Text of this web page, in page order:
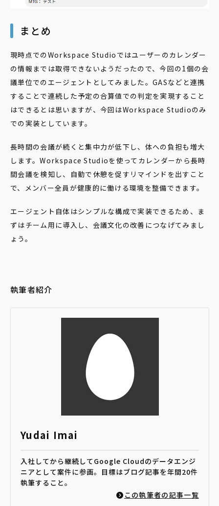
まとめ
現時点でのWorkspace Studioではユーザーのカレンダー
の情報までは取得できないようだったので、今回の1個の会
議単位でのエージェントとしてみました。GASなどと連携
することで連続した予定の合算値での判定を実現すること
はできるとは思いますが、今回はWorkspace Studioのみ
での実装としています。
長時間の会議が続くと集中力が低下し、体への負担も増大
します。Workspace Studioを使ってカレンダーから長時
間会議を検知し、自動で休憩を促すリマインドを出すこと
で、メンバー全員が健康的に働ける環境を整備できます。
エージェント自体はシンプルな構成で実装できるため、ま
ずはチーム用に導入し、会議文化の改善につなげてみまし
ょう。
執筆者紹介
Yudai Imai
入社してから継続してGoogle Cloudのデータエンジ
ニアとして案件に参画。目標はブログ記事を年間20件
執筆すること。
この執筆者の記事一覧